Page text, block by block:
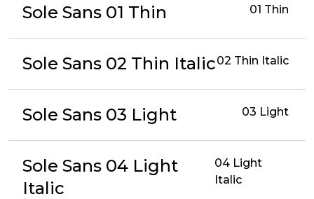
Sole Sans 01 Thin 01 Thin
Sole Sans 02 Thin Italic02 Thin Italic
Sole Sans 03 Light 03 Light
Sole Sans 04 Light
Italic
04 Light
Italic